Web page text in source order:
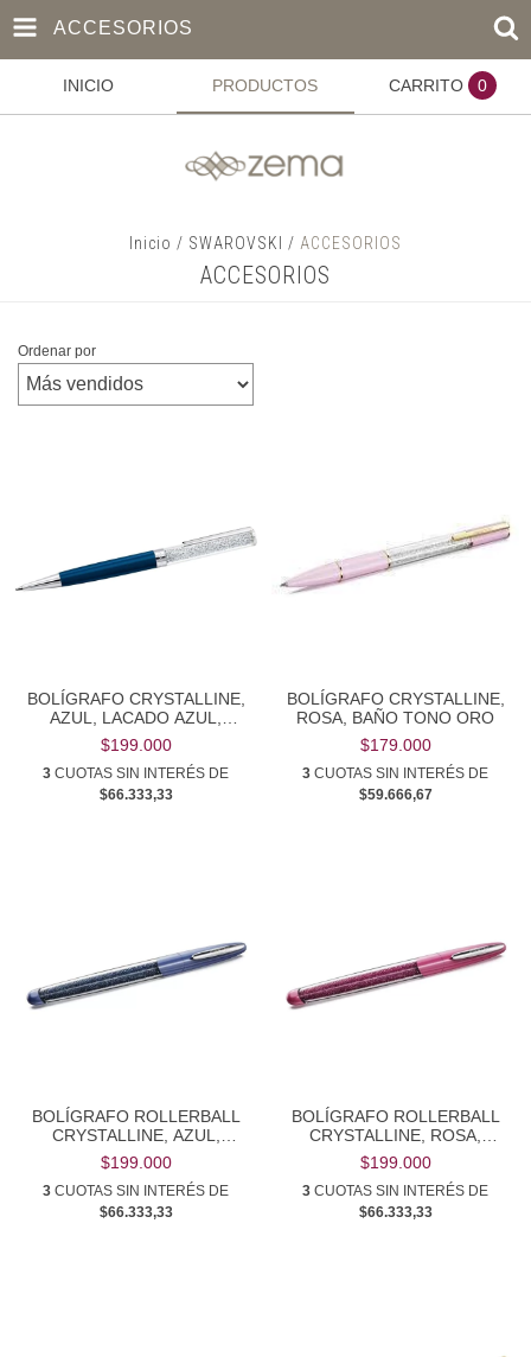
ACCESORIOS
INICIO PRODUCTOS CARRITO 0
Inicio / SWAROVSKI / ACCESORIOS
ACCESORIOS
Ordenar por
BOLÍGRAFO CRYSTALLINE,
AZUL, LACADO AZUL,
CROMADO
$199.000
3 CUOTAS SIN INTERÉS DE
$66.333,33
BOLÍGRAFO CRYSTALLINE,
ROSA, BAÑO TONO ORO
$179.000
3 CUOTAS SIN INTERÉS DE
$59.666,67
BOLÍGRAFO ROLLERBALL
CRYSTALLINE, AZUL,
CROMADO
$199.000
3 CUOTAS SIN INTERÉS DE
$66.333,33
BOLÍGRAFO ROLLERBALL
CRYSTALLINE, ROSA,
CROMADO
$199.000
3 CUOTAS SIN INTERÉS DE
$66.333,33